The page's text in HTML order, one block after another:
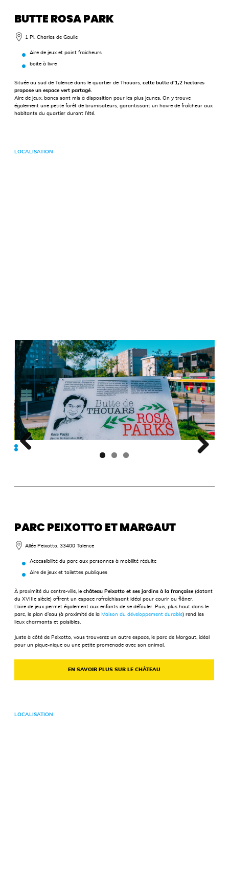
BUTTE ROSA PARK
1 Pl. Charles de Gaulle
Aire de jeux et point fraicheurs
boite à livre
Située au sud de Talence dans le quartier de Thouars,cette butte d’1,2 hectares
propose un espace vert partagé.
Aire de jeux, bancs sont mis à disposition pour les plus jeunes. On y trouve
également une petite forêt de brumisateurs, garantissant un havre de fraîcheur aux
habitants du quartier durant l’été.
LOCALISATION
PARC PEIXOTTO ET MARGAUT
Allée Peixotto, 33400 Talence
Accessibilité du parc aux personnes à mobilité réduite
Aire de jeux et toilettes publiques
À proximité du centre-ville, le château Peixotto et ses jardins à la française (datant
du XVIIIe siècle) offrent un espace rafraîchissant idéal pour courir ou flâner.
L’aire de jeux permet également aux enfants de se défouler. Puis, plus haut dans le
parc, le plan d’eau (à proximité de la Maison du développement durable) rend les
lieux charmants et paisibles.
Juste à côté de Peixotto, vous trouverez un autre espace, le parc de Margaut, idéal
pour un pique-nique ou une petite promenade avec son animal.
EN SAVOIR PLUS SUR LE CHÂTEAU
LOCALISATION